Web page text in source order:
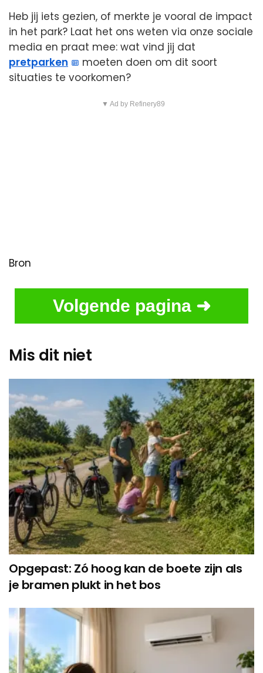
Heb jij iets gezien, of merkte je vooral de impact
in het park? Laat het ons weten via onze sociale
media en praat mee: wat vind jij dat
pretparken
moeten doen om dit soort
situaties te voorkomen?
▼ Ad by Refinery89
Bron
Volgende pagina ➜
Mis dit niet
Opgepast: Zó hoog kan de boete zijn als
je bramen plukt in het bos